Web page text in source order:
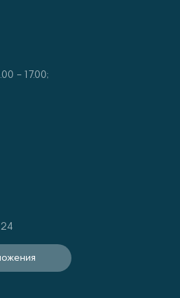
Пневматические
что позволяет легко
крепежи любой
износа двигателя и
гайковёрт не
обеспечивает стабильную
Легкий вес и
делают его удобным в
– 17.00;